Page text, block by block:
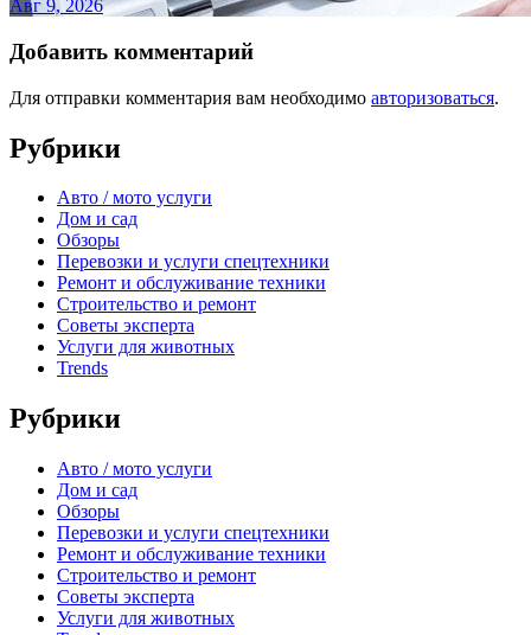
Авг 9, 2026
Добавить комментарий
Для отправки комментария вам необходимо авторизоваться.
Рубрики
Авто / мото услуги
Дом и сад
Обзоры
Перевозки и услуги спецтехники
Ремонт и обслуживание техники
Строительство и ремонт
Советы эксперта
Услуги для животных
Trends
Рубрики
Авто / мото услуги
Дом и сад
Обзоры
Перевозки и услуги спецтехники
Ремонт и обслуживание техники
Строительство и ремонт
Советы эксперта
Услуги для животных